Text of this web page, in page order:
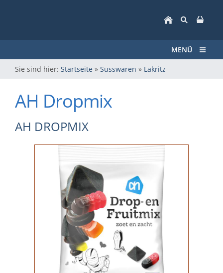
MENÜ
Sie sind hier: Startseite » Süsswaren » Lakritz
AH Dropmix
AH DROPMIX